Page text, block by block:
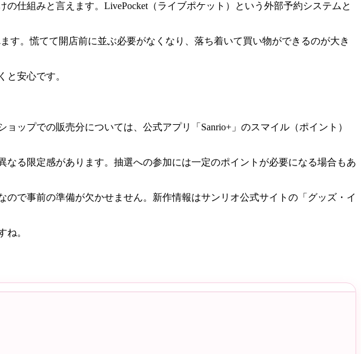
仕組みと言えます。LivePocket（ライブポケット）という外部予約システムと
。慌てて開店前に並ぶ必要がなくなり、落ち着いて買い物ができるのが大き
安心です。
ップでの販売分については、公式アプリ「Sanrio+」のスマイル（ポイント）
る限定感があります。抽選への参加には一定のポイントが必要になる場合もあ
で事前の準備が欠かせません。新作情報はサンリオ公式サイトの「グッズ・イ
ね。